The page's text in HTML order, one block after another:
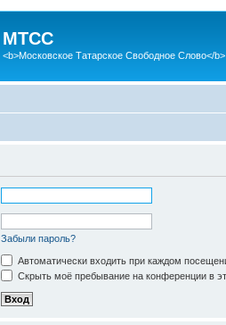
МТСС
<b>Московское Татарское Свободное Слово</b>
Забыли пароль?
Автоматически входить при каждом
Скрыть моё пребывание на конференции в